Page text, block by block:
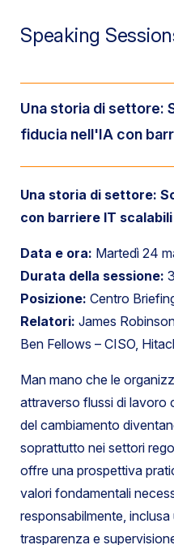
Speaking
Una storia di settore:
fiducia nell'IA con
Una storia di settore:
con barriere IT scalabili
Data e ora: Martedì 24
Durata della sessione:
Posizione: Centro
Relatori: James
Ben Fellows – CISO,
Man mano che le
attraverso flussi di lavoro
del cambiamento
soprattutto nei settori
offre una prospettiva
valori fondamentali
responsabilmente,
trasparenza e